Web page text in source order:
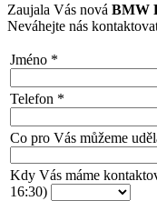
Zaujala Vás nová BMW
Neváhejte nás
Jméno *
Telefon *
Co pro Vás můžeme
Kdy Vás máme
16:30)